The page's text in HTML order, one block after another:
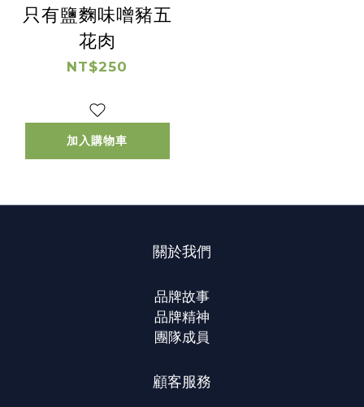
只有鹽麴味噌豬五
花肉
NT$250
加入購物車
關於我們
品牌故事
品牌精神
團隊成員
顧客服務